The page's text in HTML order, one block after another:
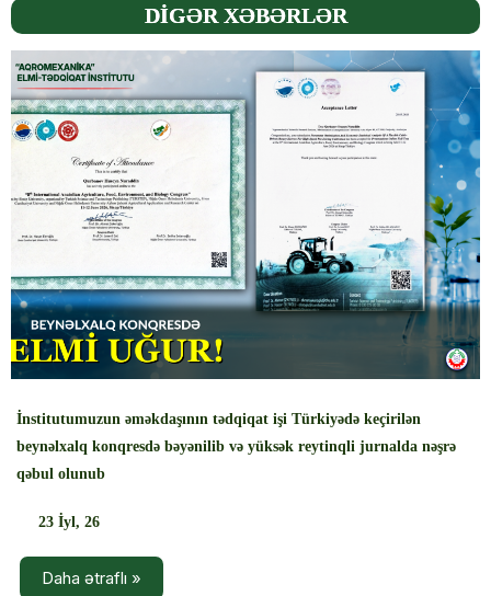
DİGƏR XƏBƏRLƏR
İnstitutumuzun əməkdaşının tədqiqat işi Türkiyədə keçirilən
beynəlxalq konqresdə bəyənilib və yüksək reytinqli jurnalda nəşrə
qəbul olunub
23 İyl, 26
Daha ətraflı »
‹ ›